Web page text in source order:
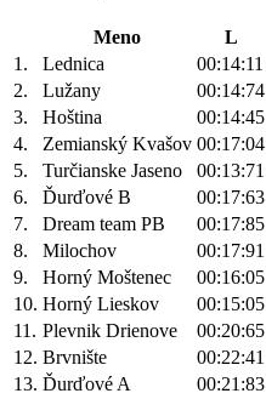
Meno L
1.
Lednica 00:14:11
2.
Lužany 00:14:74
3.
Hoština 00:14:45
4.
Zemianský Kvašov 00:17:04
5.
Turčianske Jaseno 00:13:71
6.
Ďurďové B 00:17:63
7.
Dream team PB 00:17:85
8.
Milochov 00:17:91
9.
Horný Moštenec 00:16:05
10. Horný Lieskov 00:15:05
11. Plevnik Drienove 00:20:65
12. Brvnište 00:22:41
13. Ďurďové A 00:21:83